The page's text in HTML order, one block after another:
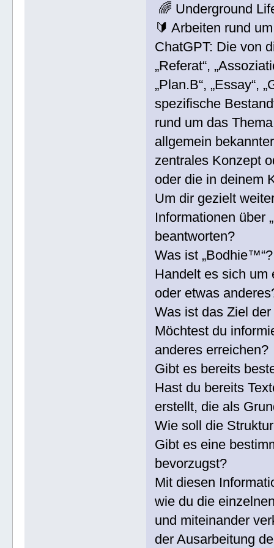
🌈 Underground
🔰 Arbeiten rund
ChatGPT: Die von
„Referat“,
„Plan.B“, „Essay“,
spezifische
rund um das
allgemein
zentrales Konzept
oder die in deinem
Um dir gezielt
Informationen über
beantworten?
Was ist „Bodhie™“?
Handelt es sich um
oder etwas
Was ist das Ziel
Möchtest du
anderes erreichen?
Gibt es bereits
Hast du bereits
erstellt, die als
Wie soll die
Gibt es eine
bevorzugst?
Mit diesen
wie du die
und miteinander
der Ausarbeitung